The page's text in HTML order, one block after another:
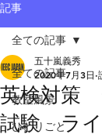
記事
全ての記事
教室風景
ひとりごと
全ての記事
英検対策
試験 ラ
五十嵐義秀
2020年7月3日